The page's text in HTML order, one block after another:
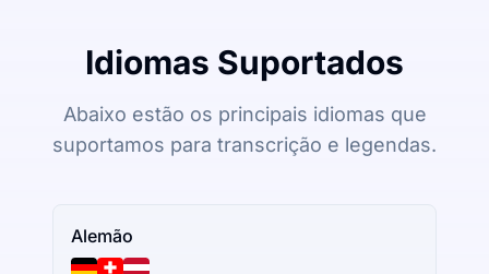
Idiomas Suportados
Abaixo estão os principais idiomas que
suportamos para transcrição e legendas.
Alemão